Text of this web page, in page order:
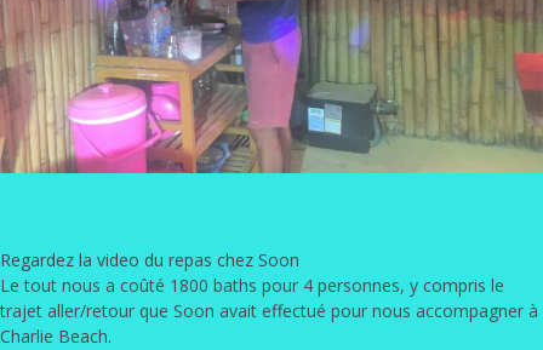
Regardez la video du repas chez Soon
Le tout nous a coûté 1800 baths pour 4 personnes, y compris le
trajet aller/retour que Soon avait effectué pour nous accompagner à
Charlie Beach.